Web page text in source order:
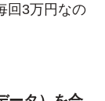
回3万円なの